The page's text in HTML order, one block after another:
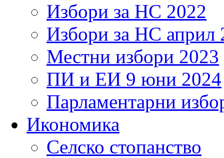
Избори за НС 2022
Избори за НС април
Местни избори 2023
ПИ и ЕИ 9 юни 2024
Парламентарни
Икономика
Селско стопанство